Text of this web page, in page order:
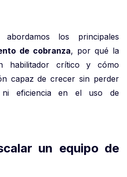
los principales
de cobranza, por qué la
habilitador crítico y cómo
capaz de crecer sin perder
ni eficiencia en el uso de
un equipo de